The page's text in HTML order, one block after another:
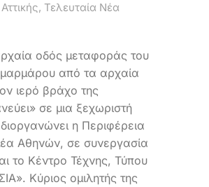
, Τελευταία Νέα
οδός μεταφοράς του
μαρμάρου από τα αρχαία
ιερό βράχο της
σε μια ξεχωριστή
η Περιφέρεια
Αθηνών, σε συνεργασία
το Κέντρο Τέχνης, Τύπου
Κύριος ομιλητής της